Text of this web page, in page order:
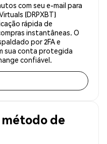
com seu e-mail para
(DRPXBT)
rápida de
instantâneas. O
por 2FA e
sua conta protegida
confiável.
método de